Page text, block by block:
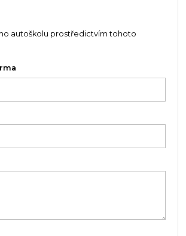
autoškolu prostředictvím tohoto